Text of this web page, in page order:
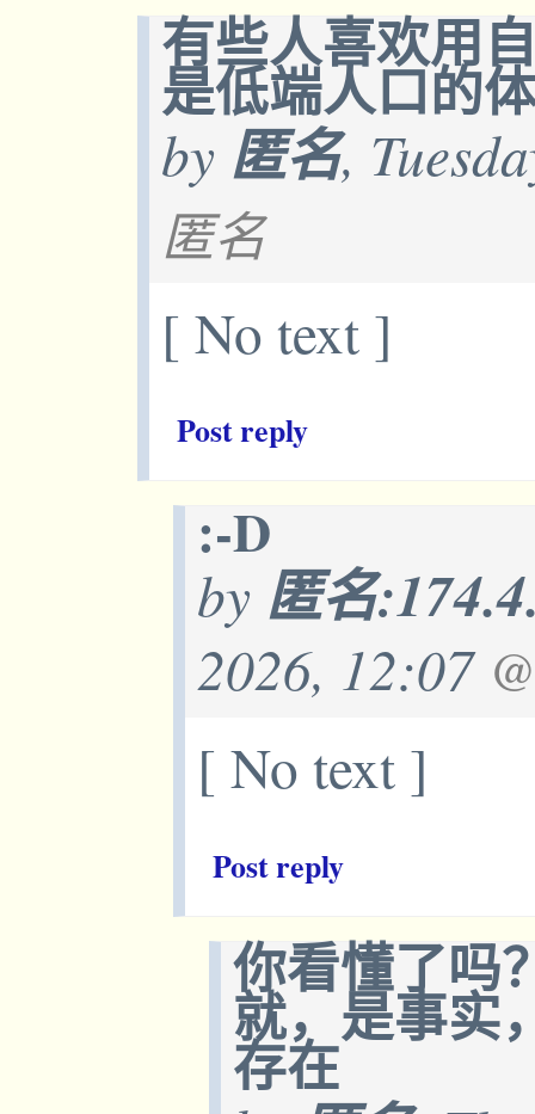
有些人喜欢用
是低端人口的
by 匿名,
匿名
[ No text ]
Post reply
:-D
by 匿名
2026, 12:07
[ No text ]
Post reply
你看懂了吗
就，是事实
存在